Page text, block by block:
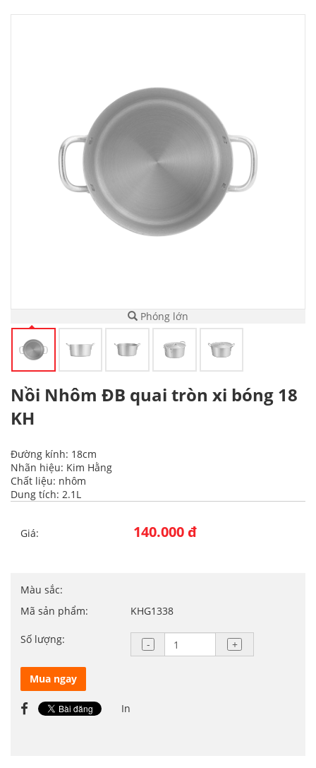
Phóng lớn
Nồi Nhôm ĐB quai tròn xi bóng 18
KH
Đường kính: 18cm
Nhãn hiệu: Kim Hằng
Chất liệu: nhôm
Dung tích: 2.1L
Giá: 140.000 đ
Màu sắc:
Mã sản phẩm:
KHG1338
Số lượng:
Mua ngay
In